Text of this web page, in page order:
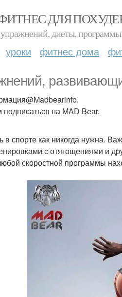
ДЛЯ
диеты, программы
уроки фитнес дома
на MAD Bear.
в спорте как никогда нужна.
с отягощениями и
скоростной программы